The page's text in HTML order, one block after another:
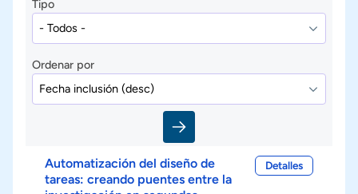
Tipo
Ordenar por
Automatización del diseño de
tareas: creando puentes entre la
Detalles